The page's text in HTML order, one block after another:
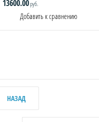
13600.00руб.
Добавить к сравнению
НАЗАД